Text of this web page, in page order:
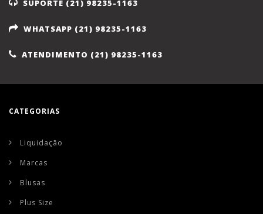
SUPORTE (21) 98235-1163
WHATSAPP (21) 98235-1163
ATENDIMENTO (21) 98235-1163
CATEGORIAS
Liquidação
Marcas
Blusas
Plus Size